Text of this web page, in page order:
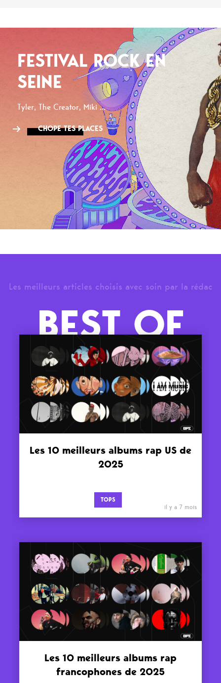
FESTIVAL ROCK EN
SEINE
Tyler, The Creator, Miki ...
CHOPE TES PLACES
Les meilleurs articles choisis avec soin par la rédac
BEST OF
Les 10 meilleurs albums rap US de
2025
TOPS
il y a 7 mois
Les 10 meilleurs albums rap
francophones de 2025